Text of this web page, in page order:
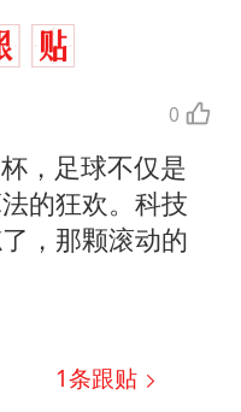
0
，足球不仅是
的狂欢。科技
，那颗滚动的
1条跟贴